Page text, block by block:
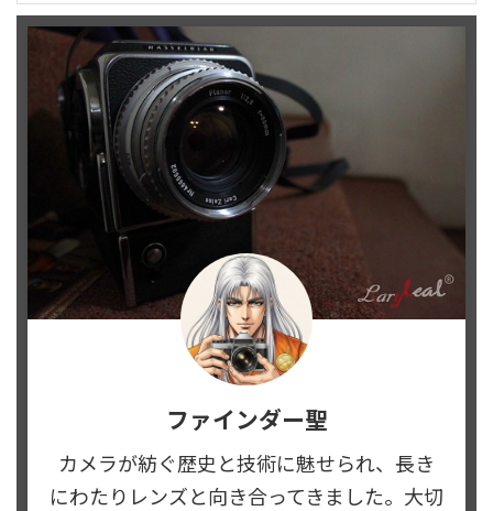
ファインダー聖
カメラが紡ぐ歴史と技術に魅せられ、長き
にわたりレンズと向き合ってきました。大切